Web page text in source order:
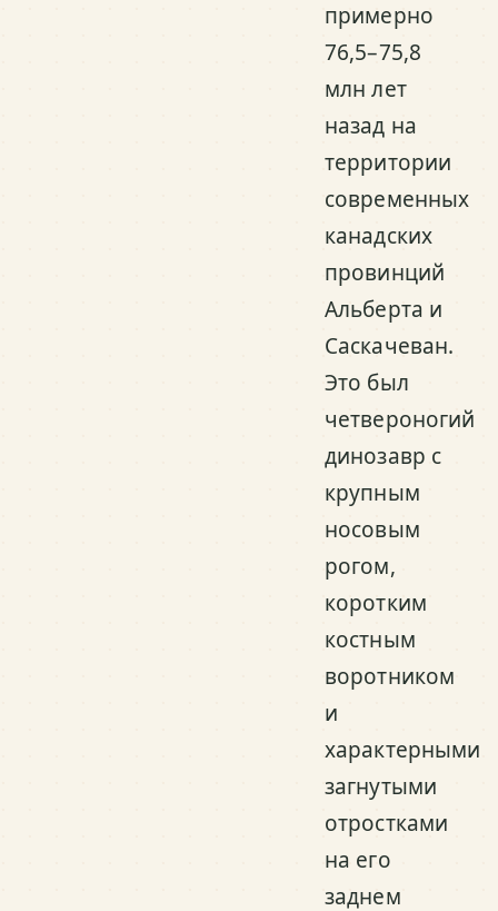
примерно
76,5–75,8
млн лет
назад на
территории
современных
канадских
провинций
Альберта и
Саскачеван.
Это был
четвероногий
динозавр с
крупным
носовым
рогом,
коротким
костным
воротником
и
характерными
загнутыми
отростками
на его
заднем